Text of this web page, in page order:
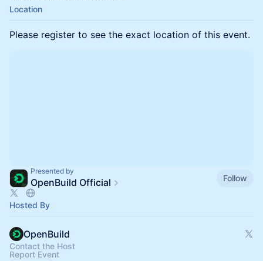
Location
Please register to see the exact location of this event.
Presented by
OpenBuild Official Follow
Hosted By
OpenBuild
Contact the Host
Report Event